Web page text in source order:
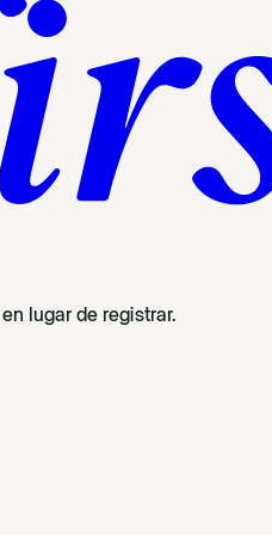
lugar de registrar.